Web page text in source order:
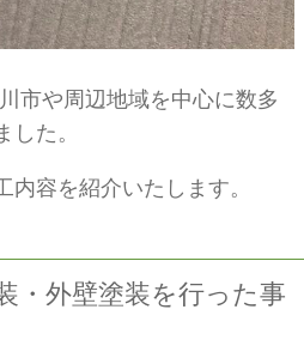
市や周辺地域を中心に数多
した。
内容を紹介いたします。
・外壁塗装を行った事